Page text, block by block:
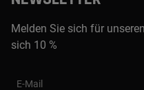
Melden Sie sich für
sich 10 %
E-Mail